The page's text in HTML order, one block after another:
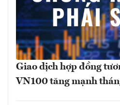
Giao dịch hợp đồng
VN100 tăng mạnh